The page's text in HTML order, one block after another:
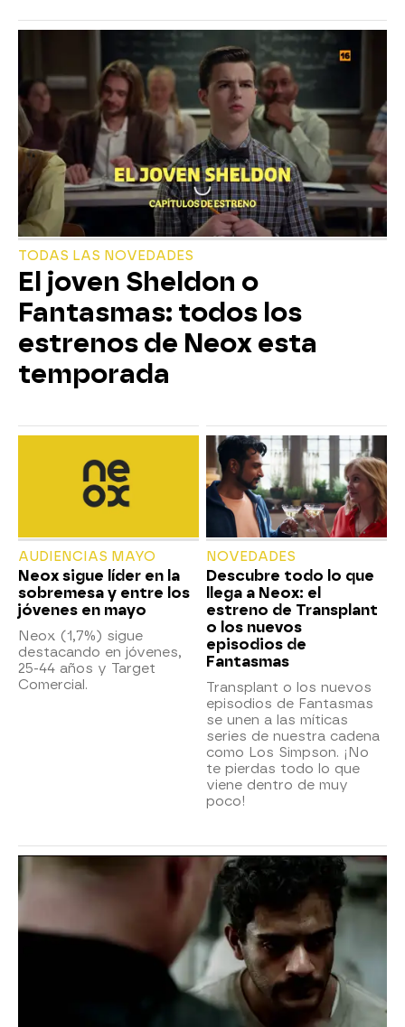
TODAS LAS NOVEDADES
El joven Sheldon o
Fantasmas: todos los
estrenos de Neox esta
temporada
AUDIENCIAS MAYO
Neox sigue líder en la
sobremesa y entre los
jóvenes en mayo
Neox (1,7%) sigue
destacando en jóvenes,
25-44 años y Target
Comercial.
NOVEDADES
Descubre todo lo que
llega a Neox: el
estreno de Transplant
o los nuevos
episodios de
Fantasmas
Transplant o los nuevos
episodios de Fantasmas
se unen a las míticas
series de nuestra cadena
como Los Simpson. ¡No
te pierdas todo lo que
viene dentro de muy
poco!